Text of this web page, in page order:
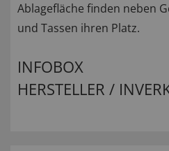
Ablagefläche finden neben
und Tassen ihren Platz.
INFOBOX
HERSTELLER /